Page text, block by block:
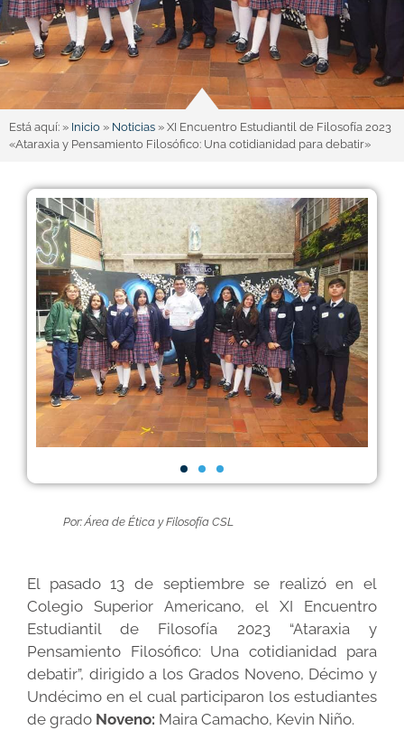
Está aquí: » Inicio » Noticias » XI Encuentro Estudiantil de Filosofía 2023
«Ataraxia y Pensamiento Filosófico: Una cotidianidad para debatir»
Por: Área de Ética y Filosofía CSL
El pasado 13 de septiembre se realizó en el
Colegio Superior Americano, el XI Encuentro
Estudiantil de Filosofía 2023 “Ataraxia y
Pensamiento Filosófico: Una cotidianidad para
debatir”, dirigido a los Grados Noveno, Décimo y
Undécimo en el cual participaron los estudiantes
de grado Noveno: Maira Camacho, Kevin Niño.